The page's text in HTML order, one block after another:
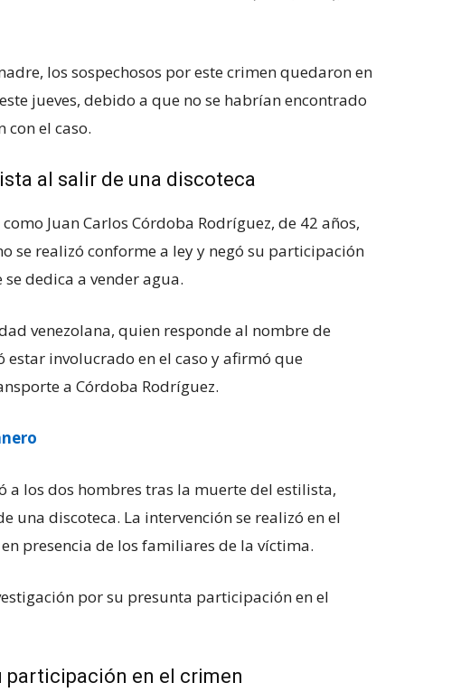
los sospechosos por este crimen quedaron en
jueves, debido a que no se habrían encontrado
con el caso.
al salir de una discoteca
Juan Carlos Córdoba Rodríguez, de 42 años,
se realizó conforme a ley y negó su participación
dedica a vender agua.
venezolana, quien responde al nombre de
estar involucrado en el caso y afirmó que
a Córdoba Rodríguez.
a los dos hombres tras la muerte del estilista,
una discoteca. La intervención se realizó en el
presencia de los familiares de la víctima.
por su presunta participación en el
participación en el crimen